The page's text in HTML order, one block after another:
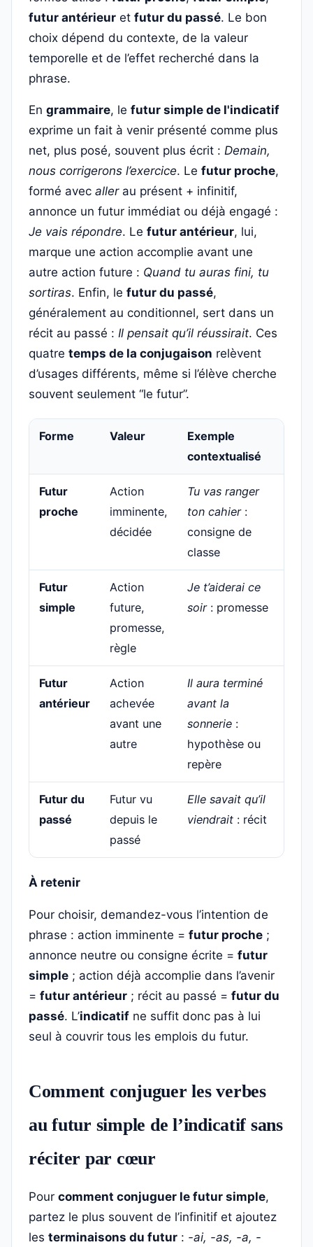
futur antérieur et futur du passé. Le bon
choix dépend du contexte, de la valeur
temporelle et de l’effet recherché dans la
phrase.
En grammaire, le futur simple de l'indicatif
exprime un fait à venir présenté comme plus
net, plus posé, souvent plus écrit : Demain,
nous corrigerons l’exercice. Le futur proche,
formé avec allerau présent + infinitif,
annonce un futur immédiat ou déjà engagé :
Je vais répondre. Le futur antérieur, lui,
marque une action accomplie avant une
autre action future : Quand tu auras fini, tu
sortiras. Enfin, le futur du passé,
généralement au conditionnel, sert dans un
récit au passé : Il pensait qu’il réussirait. Ces
quatre temps de la conjugaison relèvent
d’usages différents, même si l’élève cherche
souvent seulement “le futur”.
Forme Valeur
Exemple
contextualisé
Futur
proche
Action
imminente,
décidée
Tu vas ranger
ton cahier:
consigne de
classe
Futur
simple
Action
future,
promesse,
règle
Je t’aiderai ce
soir: promesse
Futur
antérieur
Action
achevée
avant une
autre
Il aura terminé
avant la
sonnerie :
hypothèse ou
repère
Futur du
passé
Futur vu
depuis le
passé
Elle savait qu’il
viendrait : récit
À retenir
Pour choisir, demandez-vous l’intention de
phrase : action imminente = futur proche ;
annonce neutre ou consigne écrite = futur
simple ; action déjà accomplie dans l’avenir
= futur antérieur ; récit au passé = futur du
passé. L’indicatif ne suffit donc pas à lui
seul à couvrir tous les emplois du futur.
Comment conjuguer les verbes
au futur simple de l’indicatif sans
réciter par cœur
Pour comment conjuguer le futur simple,
partez le plus souvent de l’infinitif et ajoutez
les terminaisons du futur : -ai, -as, -a, -